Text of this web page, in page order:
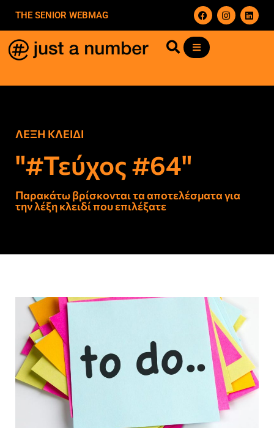
THE SENIOR WEBMAG
ΛΕΞΗ ΚΛΕΙΔΙ
"#Τεύχος #64"
Παρακάτω βρίσκονται τα αποτελέσματα για
την λέξη κλειδί που επιλέξατε